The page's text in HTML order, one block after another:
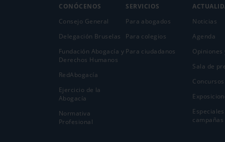
CONÓCENOS
Consejo General
Delegación Bruselas
Fundación Abogacía y
Derechos Humanos
RedAbogacía
Ejercicio de la
Abogací­a
Normativa
Profesional
SERVICIOS
Para abogados
Para colegios
Para ciudadanos
Noticias
Agenda
Opiniones
Sala de
Concursos
campañas